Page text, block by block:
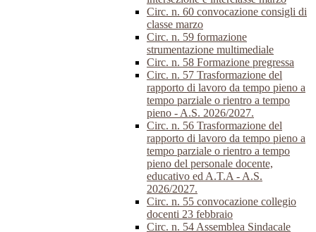
Circ. n. 60 convocazione consigli di
classe marzo
Circ. n. 59 formazione
strumentazione multimediale
Circ. n. 58 Formazione pregressa
Circ. n. 57 Trasformazione del
rapporto di lavoro da tempo pieno a
tempo parziale o rientro a tempo
pieno - A.S. 2026/2027.
Circ. n. 56 Trasformazione del
rapporto di lavoro da tempo pieno a
tempo parziale o rientro a tempo
pieno del personale docente,
educativo ed A.T.A - A.S.
2026/2027.
Circ. n. 55 convocazione collegio
docenti 23 febbraio
Circ. n. 54 Assemblea Sindacale